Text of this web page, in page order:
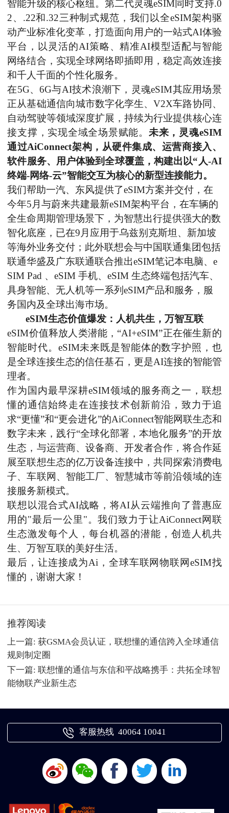
智能升级的核心枢纽。 第二代灵魂eSIM同时支持.0
2、.22和.32三种制式规范 ， 我们 以全eSIM架构驱
动产业标准化变革， 打造面向用户的一站式AI体验
平台，以 灵活的AI策略、精准AI模型适配与智能
网络结合 ，实现全球网络即插即用 ，稳定高效连接
和千人千面的个性化服务。
在5G、6G与AI技术浪潮下，灵魂eSIM其应用场景
正从基础通信向城市数字化孪生、V2X车路协同、
自动驾驶等领域深度扩展，持续为行业提供核心连
接支撑，实现全域全场景赋能。 未来，灵魂eSIM
通过AiConnect架构，从硬件集成、运营商接入、
软件服务、用户体验到全球覆盖，构建出以“人-AI
终端-网络-云”智能交互为核心的新型连接能力。
我们帮助一汽、东风提供了eSIM方案并交付，在
今年5月与蔚来共建最新eSIM架构平台，在车辆的
全生命周期管理场景下，为智慧出行提供强大的数
智化底座，已在9月应用于乌兹别克斯坦、新加坡
等海外业务交付；此外联想会与中国联通集团包括
联通华盛及广东联通联合推出eSIM笔记本电脑、e
SIM Pad 、eSIM 手机、eSIM 生态终端包括汽车、
具身智能、无人机等一系列eSIM产品和服务，服
务国内及全球出海巿场。
eSIM生态价值爆发：人机共生，万智互联
eSIM价值释放人类潜能，“AI+eSIM”正在催生新的
智能时代。eSIM未来既是智能体的数字护照，也
是全球连接生态的信任基石，更是AI连接的智能管
理者。
作为国内最早深耕eSIM领域的服务商之一，联想
懂的通信始终走在连接技术创新前沿，致力于追
求“更懂”和“更会进化”的AiConnect智能网联生态和
数字未来，践行“全球化部署，本地化服务”的开放
生态，与运营商、设备商、开发者合作，将合作延
展至联想生态的亿万设备连接中，共同探索消费电
子、车联网、智能工厂、智慧城市等前沿领域的连
接服务新模式。
联想以混合式AI战略，将AI从云端推向了普惠应
用的"最后一公里"。我们致力于让AiConnect网联
生态激发每个人，每台机器的潜能，创造人机共
生、万智互联的美好生活。
最后，让连接成为Ai，全球车联网物联网eSIM找
懂的，谢谢大家！
推荐阅读
上一篇: 获GSMA会员认证，联想懂的通信跨入全球通信
规则制定圈
下一篇: 联想懂的通信与东信和平战略携手：共拓全球智
能物联产业新生态
客服热线 40064 10041